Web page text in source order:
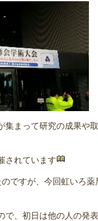
集まって研究の成果や
されています
ですが、今回虹いろ
で、初日は他の人の発